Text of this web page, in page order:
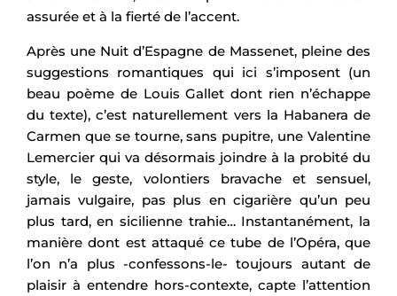
assurée et à la fierté de l’accent.
Après une Nuit d’Espagne de Massenet, pleine des
suggestions romantiques qui ici s’imposent (un
beau poème de Louis Gallet dont rien n’échappe
du texte), c’est naturellement vers la Habanera de
Carmen que se tourne, sans pupitre, une Valentine
Lemercier qui va désormais joindre à la probité du
style, le geste, volontiers bravache et sensuel,
jamais vulgaire, pas plus en cigarière qu’un peu
plus tard, en sicilienne trahie… Instantanément, la
manière dont est attaqué ce tube de l’Opéra, que
l’on n’a plus -confessons-le- toujours autant de
plaisir à entendre hors-contexte, capte l’attention